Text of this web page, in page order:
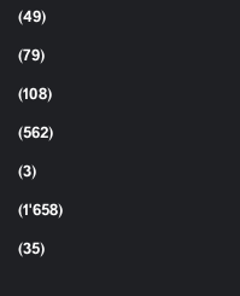
(49)
(79)
(108)
(562)
(3)
(1٬658)
(35)